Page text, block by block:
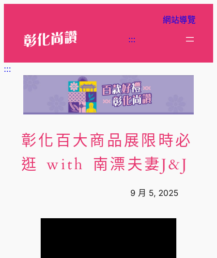
內
容
網站導覽
:::
:::
彰化百大商品展限時必
逛 with 南漂夫妻J&J
9 月 5, 2025